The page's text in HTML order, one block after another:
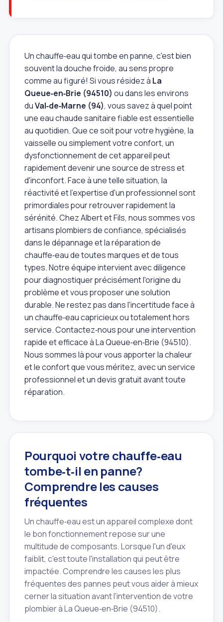
Un chauffe‑eau qui tombe en panne, c'est bien
souvent la douche froide, au sens propre
comme au figuré! Si vous résidez à La
Queue‑en‑Brie (94510) ou dans les environs
duVal‑de‑Marne (94), vous savez à quel point
une eau chaude sanitaire fiable est essentielle
au quotidien. Que ce soit pour votre hygiène, la
vaisselle ou simplement votre confort, un
dysfonctionnement de cet appareil peut
rapidement devenir une source de stress et
d'inconfort. Face à une telle situation, la
réactivité et l'expertise d'un professionnel sont
primordiales pour retrouver rapidement la
sérénité. Chez Albert et Fils, nous sommes vos
artisans plombiers de confiance, spécialisés
dans le dépannage et la réparation de
chauffe‑eau de toutes marques et de tous
types. Notre équipe intervient avec diligence
pour diagnostiquer précisément l'origine du
problème et vous proposer une solution
durable. Ne restez pas dans l'incertitude face à
un chauffe‑eau capricieux ou totalement hors
service. Contactez‑nous pour une intervention
rapide et efficace à La Queue‑en‑Brie (94510).
Nous sommes là pour vous apporter la chaleur
et le confort que vous méritez, avec un service
professionnel et un devis gratuit avant toute
réparation.
Pourquoi votre chauffe‑eau
tombe‑t‑il en panne?
Comprendre les causes
fréquentes
Un chauffe‑eau est un appareil complexe dont
le bon fonctionnement repose sur une
multitude de composants. Lorsque l'un d'eux
faiblit, c'est toute l'installation qui peut être
impactée. Comprendre les causes les plus
fréquentes des pannes peut vous aider à mieux
cerner la situation avant l'intervention de votre
plombier à La Queue‑en‑Brie (94510).